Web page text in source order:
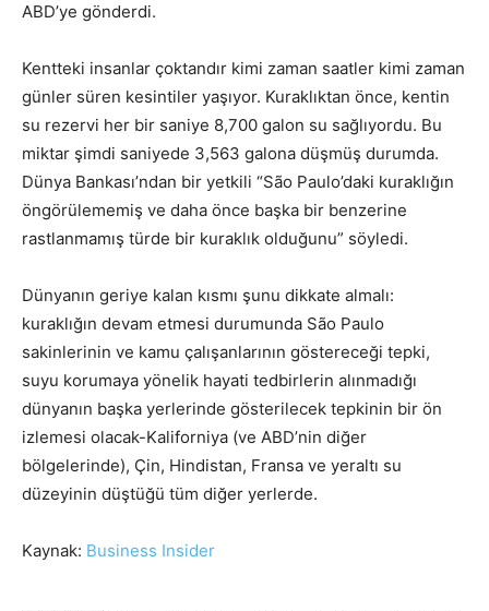
ABD’ye gönderdi.
Kentteki insanlar çoktandır kimi zaman saatler kimi zaman
günler süren kesintiler yaşıyor. Kuraklıktan önce, kentin
su rezervi her bir saniye 8,700 galon su sağlıyordu. Bu
miktar şimdi saniyede 3,563 galona düşmüş durumda.
Dünya Bankası’ndan bir yetkili “São Paulo’daki kuraklığın
öngörülememiş ve daha önce başka bir benzerine
rastlanmamış türde bir kuraklık olduğunu” söyledi.
Dünyanın geriye kalan kısmı şunu dikkate almalı:
kuraklığın devam etmesi durumunda São Paulo
sakinlerinin ve kamu çalışanlarının göstereceği tepki,
suyu korumaya yönelik hayati tedbirlerin alınmadığı
dünyanın başka yerlerinde gösterilecek tepkinin bir ön
izlemesi olacak-Kaliforniya (ve ABD’nin diğer
bölgelerinde), Çin, Hindistan, Fransa ve yeraltı su
düzeyinin düştüğü tüm diğer yerlerde.
Kaynak: Business Insider